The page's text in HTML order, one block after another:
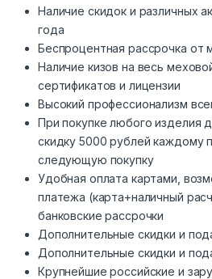
Наличие скидок и различных
года
Беспроцентная рассрочка от
Наличие кизов на весь
сертификатов и лицензии
Высокий профессионализм
При покупке любого изделия
скидку 5000 рублей каждому
следующую покупку
Удобная оплата картами,
платежа (карта+наличный
банковские рассрочки
Дополнительные скидки и
Дополнительные скидки и
Крупнейшие российские и